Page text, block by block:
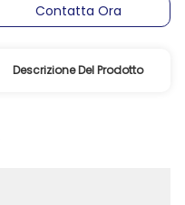
Contatta Ora
Descrizione Del Prodotto